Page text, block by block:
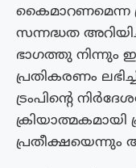
കൈമാറണമെന്ന
സന്നദ്ധത
ഭാഗത്തു നിന്നും
പ്രതികരണം
ട്രംപിൻ്റെ
ക്രിയാത്മകമായി
പ്രതീക്ഷയെന്നും